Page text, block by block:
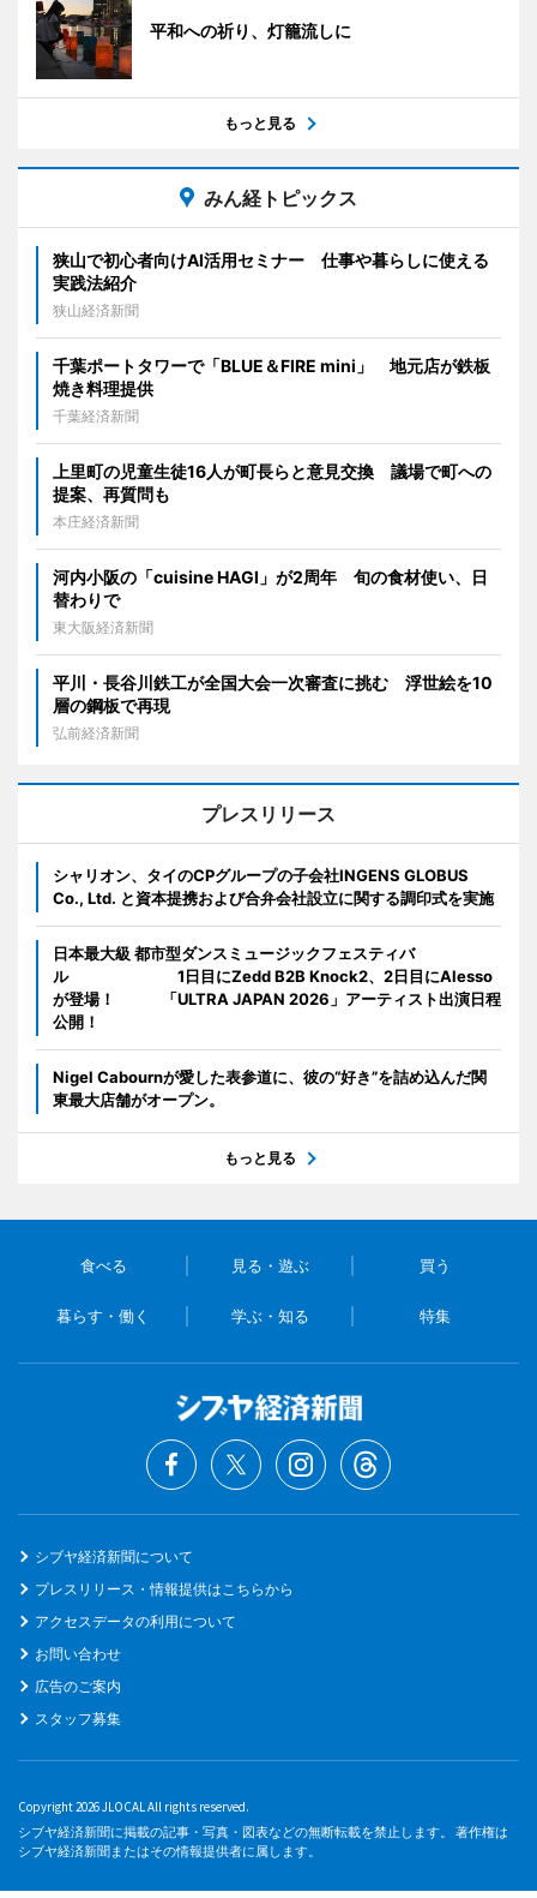
平和への祈り、灯籠流しに
もっと見る
みん経トピックス
狭山で初心者向けAI活用セミナー 仕事や暮らしに使える
実践法紹介
狭山経済新聞
千葉ポートタワーで「BLUE＆FIRE mini」 地元店が鉄板
焼き料理提供
千葉経済新聞
上里町の児童生徒16人が町長らと意見交換 議場で町への
提案、再質問も
本庄経済新聞
河内小阪の「cuisine HAGI」が2周年 旬の食材使い、日
替わりで
東大阪経済新聞
平川・長谷川鉄工が全国大会一次審査に挑む 浮世絵を10
層の鋼板で再現
弘前経済新聞
プレスリリース
シャリオン、タイのCPグループの子会社INGENS GLOBUS
Co., Ltd. と資本提携および合弁会社設立に関する調印式を実施
日本最大級 都市型ダンスミュージックフェスティバ
ル 1日目にZedd B2B Knock2、2日目にAlesso
が登場！ 「ULTRA JAPAN 2026」アーティスト出演日程
公開！
Nigel Cabournが愛した表参道に、彼の“好き”を詰め込んだ関
東最大店舗がオープン。
もっと見る
食べる 見る・遊ぶ 買う
暮らす・働く 学ぶ・知る 特集
シブヤ経済新聞について
プレスリリース・情報提供はこちらから
アクセスデータの利用について
お問い合わせ
広告のご案内
スタッフ募集
Copyright 2026 JLOCAL All rights reserved.
シブヤ経済新聞に掲載の記事・写真・図表などの無断転載を禁止します。 著作権は
シブヤ経済新聞またはその情報提供者に属します。